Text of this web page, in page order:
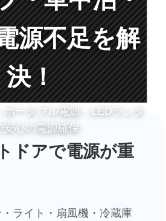
源不足を解
決！
ポータブル電源・LEDランタ
安心の電源確保
ドアで電源が重
ライト・扇風機・冷蔵庫